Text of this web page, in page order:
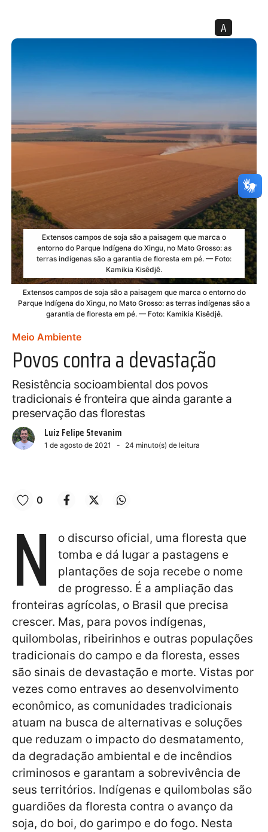
A
Extensos campos de soja são a paisagem que marca o
entorno do Parque Indígena do Xingu, no Mato Grosso: as
terras indígenas são a garantia de floresta em pé. — Foto:
Kamikia Kisêdjê.
Extensos campos de soja são a paisagem que marca o entorno do
Parque Indígena do Xingu, no Mato Grosso: as terras indígenas são a
garantia de floresta em pé. — Foto: Kamikia Kisêdjê.
Meio Ambiente
Povos contra a devastação
Resistência socioambiental dos povos
tradicionais é fronteira que ainda garante a
preservação das florestas
Luiz Felipe Stevanim
1 de agosto de 2021 24 minuto(s) de leitura
0
N
o discurso oficial, uma floresta que
tomba e dá lugar a pastagens e
plantações de soja recebe o nome
de progresso. É a ampliação das
fronteiras agrícolas, o Brasil que precisa
crescer. Mas, para povos indígenas,
quilombolas, ribeirinhos e outras populações
tradicionais do campo e da floresta, esses
são sinais de devastação e morte. Vistas por
vezes como entraves ao desenvolvimento
econômico, as comunidades tradicionais
atuam na busca de alternativas e soluções
que reduzam o impacto do desmatamento,
da degradação ambiental e de incêndios
criminosos e garantam a sobrevivência de
seus territórios. Indígenas e quilombolas são
guardiões da floresta contra o avanço da
soja, do boi, do garimpo e do fogo. Nesta